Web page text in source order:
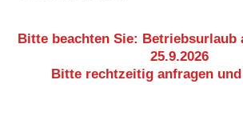
Bitte beachten Sie: Betriebsurlaub
25.9.2026
Bitte rechtzeitig anfragen